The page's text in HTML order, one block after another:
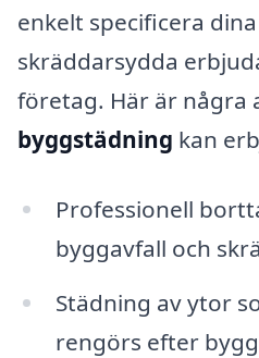
enkelt specificera
skräddarsydda
företag. Här är några
byggstädning kan
Professionell
byggavfall och
Städning av ytor
rengörs efter